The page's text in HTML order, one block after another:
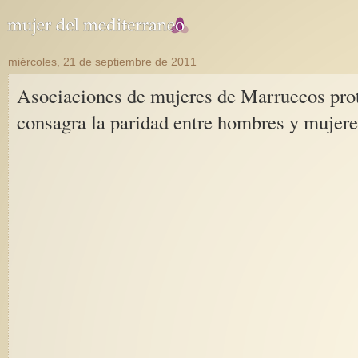
miércoles, 21 de septiembre de 2011
Asociaciones de mujeres de Marruecos protestan por que se ha incumplido la promesa de seguir el espíritu de la Constitución que
consagra la paridad entre hombres y